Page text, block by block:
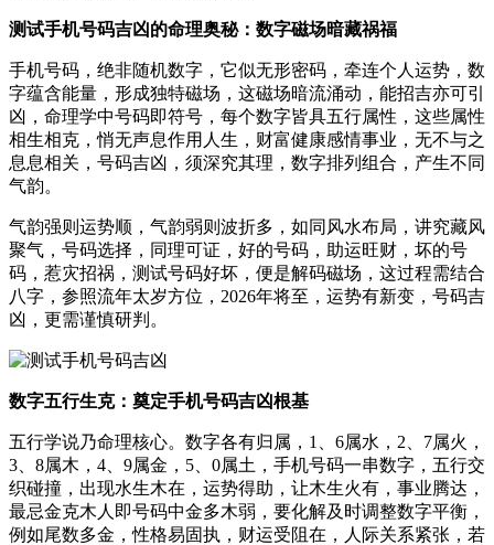
测试手机号码吉凶的命理奥秘：数字磁场暗藏祸福
手机号码，绝非随机数字，它似无形密码，牵连个人运势，数
字蕴含能量，形成独特磁场，这磁场暗流涌动，能招吉亦可引
凶，命理学中号码即符号，每个数字皆具五行属性，这些属性
相生相克，悄无声息作用人生，财富健康感情事业，无不与之
息息相关，号码吉凶，须深究其理，数字排列组合，产生不同
气韵。
气韵强则运势顺，气韵弱则波折多，如同风水布局，讲究藏风
聚气，号码选择，同理可证，好的号码，助运旺财，坏的号
码，惹灾招祸，测试号码好坏，便是解码磁场，这过程需结合
八字，参照流年太岁方位，2026年将至，运势有新变，号码吉
凶，更需谨慎研判。
数字五行生克：奠定手机号码吉凶根基
五行学说乃命理核心。数字各有归属，1、6属水，2、7属火，
3、8属木，4、9属金，5、0属土，手机号码一串数字，五行交
织碰撞，出现水生木在，运势得助，让木生火有，事业腾达，
最忌金克木人即号码中金多木弱，要化解及时调整数字平衡，
例如尾数多金，性格易固执，财运受阻在，人际关系紧张，若